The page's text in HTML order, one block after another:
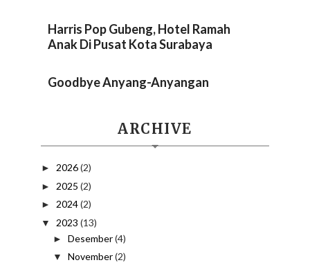
Harris Pop Gubeng, Hotel Ramah
Anak Di Pusat Kota Surabaya
Goodbye Anyang-Anyangan
ARCHIVE
► 2026(2)
► 2025 (2)
► 2024(2)
▼ 2023 (13)
► Desember(4)
▼ November(2)